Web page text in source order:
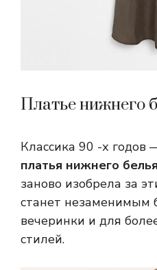
Платье нижнего
Классика 90 -х годов
платья нижнего белья
заново изобрела за
станет незаменимым
вечеринки и для
стилей.